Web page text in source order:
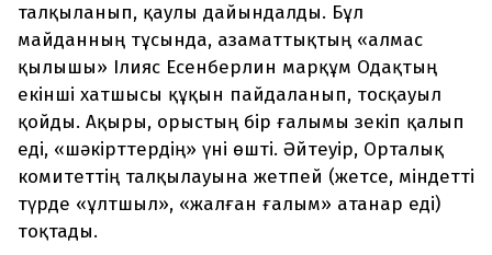
талқыланып, қаулы дайындалды. Бұл
майданның тұсында, азаматтықтың «алмас
қылышы» Ілияс Есенберлин марқұм Одақтың
екінші хатшысы құқын пайдаланып, тосқауыл
қойды. Ақыры, орыстың бір ғалымы зекіп қалып
еді, «шәкірттердің» үні өшті. Әйтеуір, Орталық
комитеттің талқылауына жетпей (жетсе, міндетті
түрде «ұлтшыл», «жалған ғалым» атанар еді)
тоқтады.